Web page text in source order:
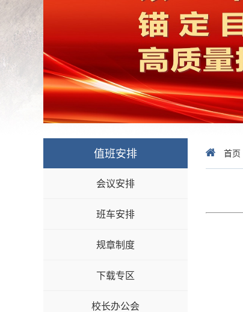
值班安排
会议安排
班车安排
规章制度
下载专区
校长办公会
首页